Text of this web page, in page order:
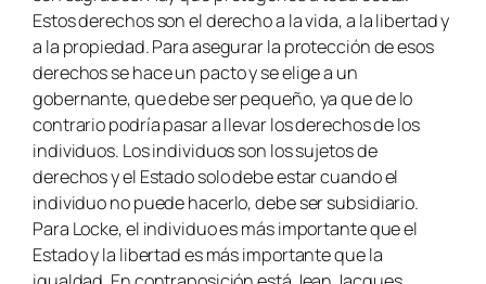
Estos derechos son el derecho a la vida, a la libertad y
a la propiedad. Para asegurar la protección de esos
derechos se hace un pacto y se elige a un
gobernante, que debe ser pequeño, ya que de lo
contrario podría pasar a llevar los derechos de los
individuos. Los individuos son los sujetos de
derechos y el Estado solo debe estar cuando el
individuo no puede hacerlo, debe ser subsidiario.
Para Locke, el individuo es más importante que el
Estado y la libertad es más importante que la